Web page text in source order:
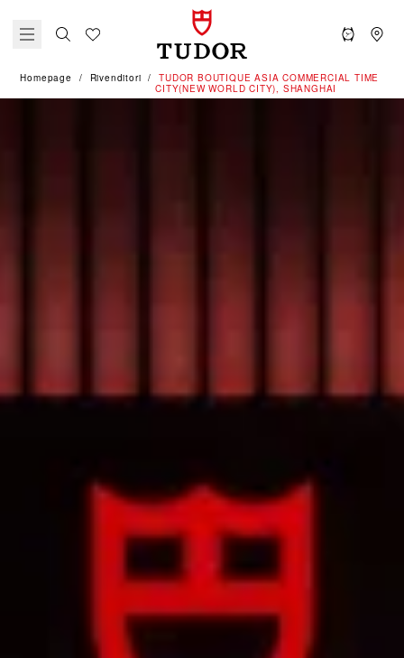
Homepage Rivenditori
‭TUDOR BOUTIQUE ASIA COMMERCIAL TIME
CITY(NEW WORLD CITY), SHANGHAI‬